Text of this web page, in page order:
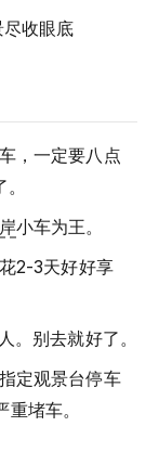
收眼底
，一定要八点
小车为王。
2-3天好好享
。别去就好了。
定观景台停车
堵车。